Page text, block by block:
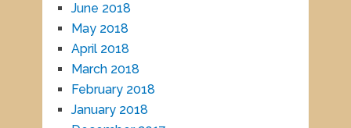
June 2018
May 2018
April 2018
March 2018
February 2018
January 2018